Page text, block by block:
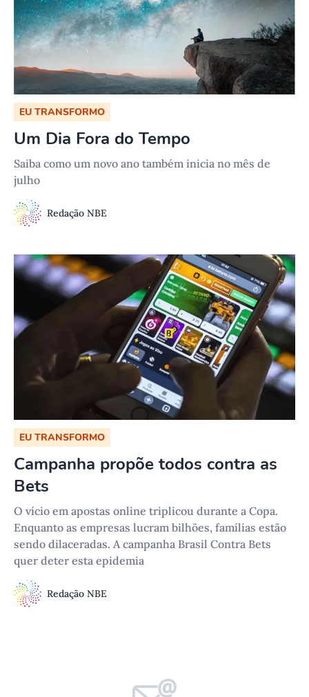
EU TRANSFORMO
Um Dia Fora do Tempo
Saiba como um novo ano também inicia no mês de
julho
Redação NBE
EU TRANSFORMO
Campanha propõe todos contra as
Bets
O vício em apostas online triplicou durante a Copa.
Enquanto as empresas lucram bilhões, famílias estão
sendo dilaceradas. A campanha Brasil Contra Bets
quer deter esta epidemia
Redação NBE